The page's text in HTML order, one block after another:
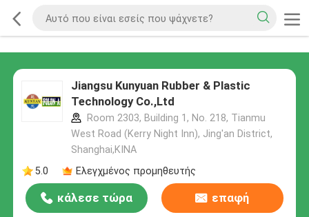
Jiangsu Kunyuan Rubber & Plastic
Technology Co.,Ltd
Room 2303, Building 1, No. 218, Tianmu
West Road (Kerry Night Inn), Jing'an District,
Shanghai,ΚΙΝΑ
5.0
Ελεγχμένος προμηθευτής
κάλεσε τώρα επαφή